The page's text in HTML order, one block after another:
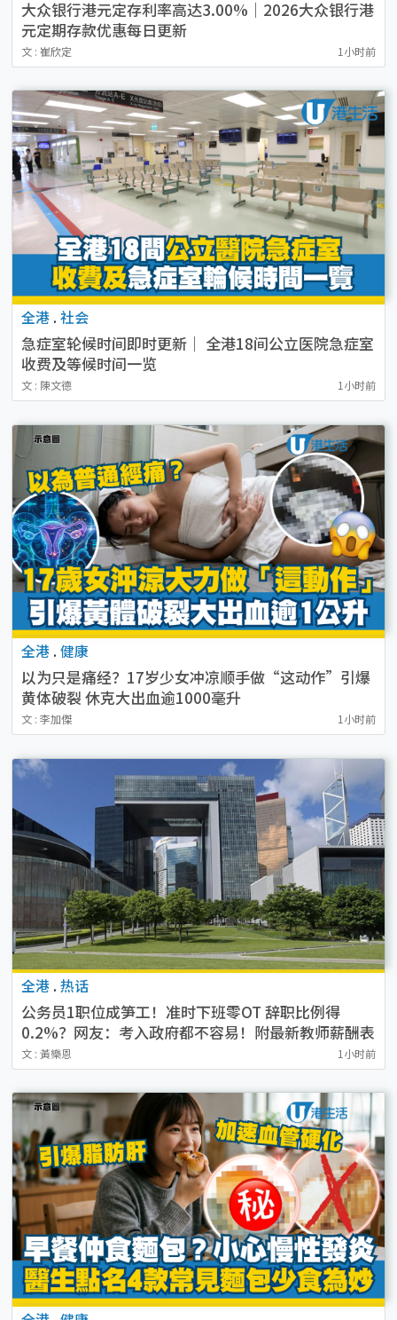
大众银行港元定存利率高达3.00%｜2026大众银行港
元定期存款优惠每日更新
文 : 崔欣定 1小时前
全港 . 社会
急症室轮候时间即时更新｜ 全港18间公立医院急症室
收费及等候时间一览
文 : 陳文德 1小时前
全港 . 健康
以为只是痛经？17岁少女冲凉顺手做“这动作”引爆
黄体破裂 休克大出血逾1000毫升
文 : 李加傑 1小时前
全港 . 热话
公务员1职位成笋工！准时下班零OT 辞职比例得
0.2%？网友：考入政府都不容易！附最新教师薪酬表
文 : 黃樂恩 1小时前